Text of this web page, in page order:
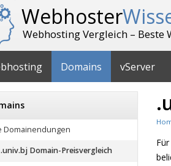
Webhoster
Webhosting Vergleich – Beste
Domains vServer
Domainendungen
.univ.bj Domain-Preisvergleich